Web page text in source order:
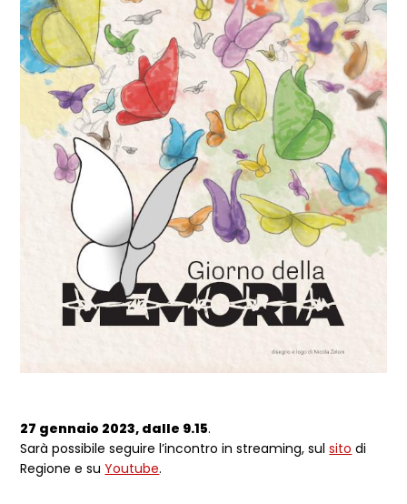
27 gennaio 2023, dalle 9.15.
Sarà possibile seguire l’incontro in streaming, sulsito di
Regione e suYoutube.